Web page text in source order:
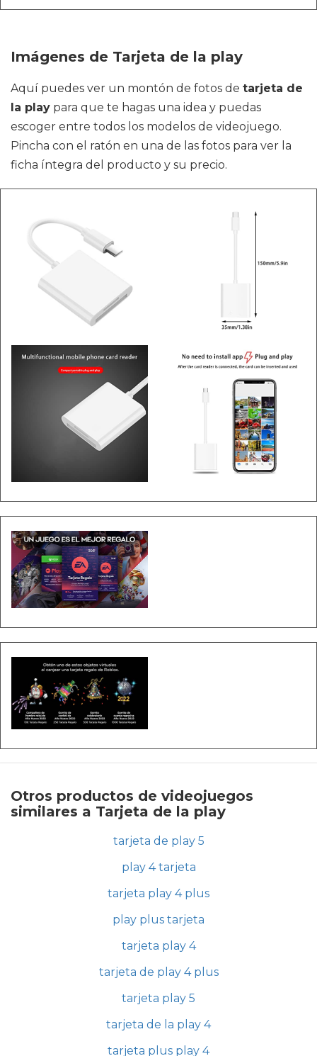
Imágenes de Tarjeta de la play
Aquí puedes ver un montón de fotos de tarjeta de
la play para que te hagas una idea y puedas
escoger entre todos los modelos de videojuego.
Pincha con el ratón en una de las fotos para ver la
ficha íntegra del producto y su precio.
Otros productos de videojuegos
similares a Tarjeta de la play
tarjeta de play 5
play 4 tarjeta
tarjeta play 4 plus
play plus tarjeta
tarjeta play 4
tarjeta de play 4 plus
tarjeta play 5
tarjeta de la play 4
tarjeta plus play 4